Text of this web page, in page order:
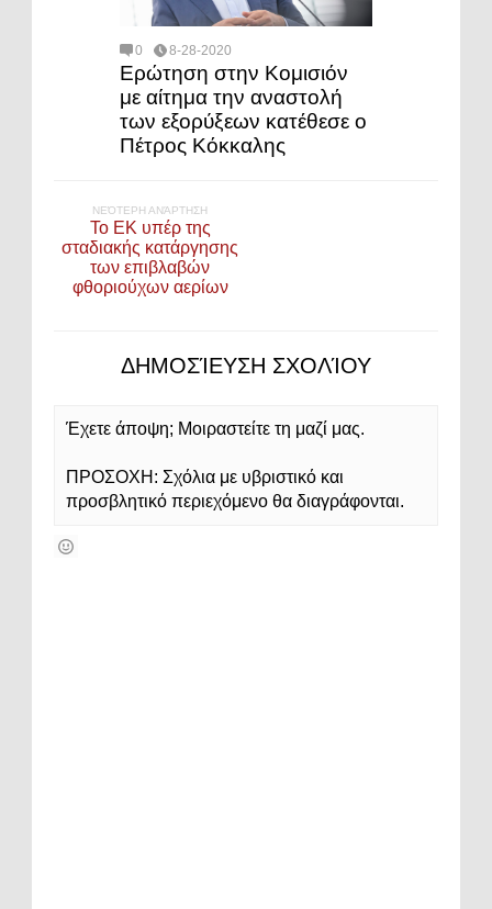
0 8-28-2020
Eρώτηση στην Κομισιόν
με αίτημα την αναστολή
των εξορύξεων κατέθεσε ο
Πέτρος Κόκκαλης
ΝΕΌΤΕΡΗ ΑΝΆΡΤΗΣΗ
Το ΕΚ υπέρ της
σταδιακής κατάργησης
των επιβλαβών
φθοριούχων αερίων
ΔΗΜΟΣΊΕΥΣΗ ΣΧΟΛΊΟΥ
Έχετε άποψη; Μοιραστείτε τη μαζί μας.
ΠΡΟΣΟΧΗ: Σχόλια με υβριστικό και
προσβλητικό περιεχόμενο θα διαγράφονται.